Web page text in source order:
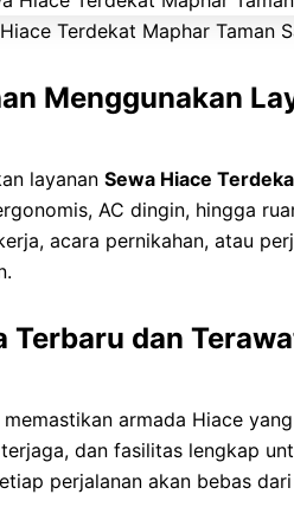
Terdekat Maphar Taman
Menggunakan
layanan Sewa Hiace
AC dingin, hingga
acara pernikahan, atau
Terbaru dan
memastikan armada Hiace
dan fasilitas lengkap
perjalanan akan bebas